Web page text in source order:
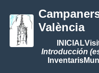
València
INICIAL
Introducción
Inventaris